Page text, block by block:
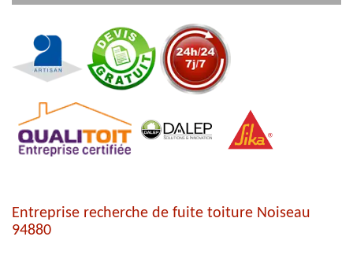
Entreprise recherche de fuite toiture Noiseau
94880